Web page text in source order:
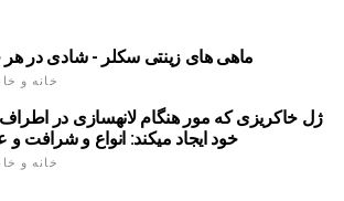
ماهی های زینتی سکلر - شادی در هر
خانه و
ژل خاکریزی که مور هنگام لانهسازی در اطراف
خود ایجاد میکند: انواع و شرافت
خانه و